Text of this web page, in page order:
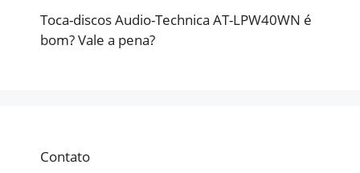
Toca-discos Audio-Technica AT-LPW40WN é
bom? Vale a pena?
Contato